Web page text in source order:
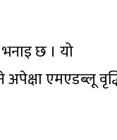
छ । यो
अपेक्षा एमएडब्लू